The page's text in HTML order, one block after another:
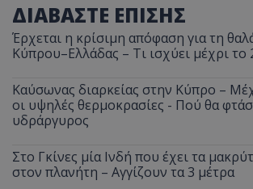
ΔΙΑΒΑΣΤΕ ΕΠΙΣΗΣ
Έρχεται η κρίσιμη απόφαση για τη
Κύπρου–Ελλάδας – Τι ισχύει μέχρι το
Καύσωνας διαρκείας στην Κύπρο –
οι υψηλές θερμοκρασίες - Πού θα
υδράργυρος
Στο Γκίνες μία Ινδή που έχει τα
στον πλανήτη – Αγγίζουν τα 3 μέτρα